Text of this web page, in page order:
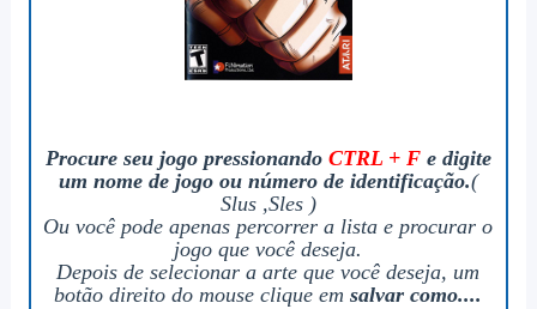
Procure seu jogo pressionando CTRL + Fe digite
um nome de jogo ou número de identificação.(
Slus ,Sles )
Ou você pode apenas percorrer a lista e procurar o
jogo que você deseja.
Depois de selecionar a arte que você deseja, um
botão direito do mouse clique emsalvar como....